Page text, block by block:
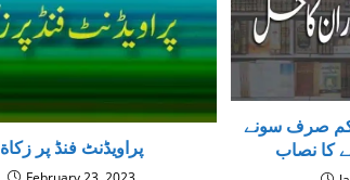
پراویڈنٹ فنڈ پر زكاة
صرف سونے
كا نصاب